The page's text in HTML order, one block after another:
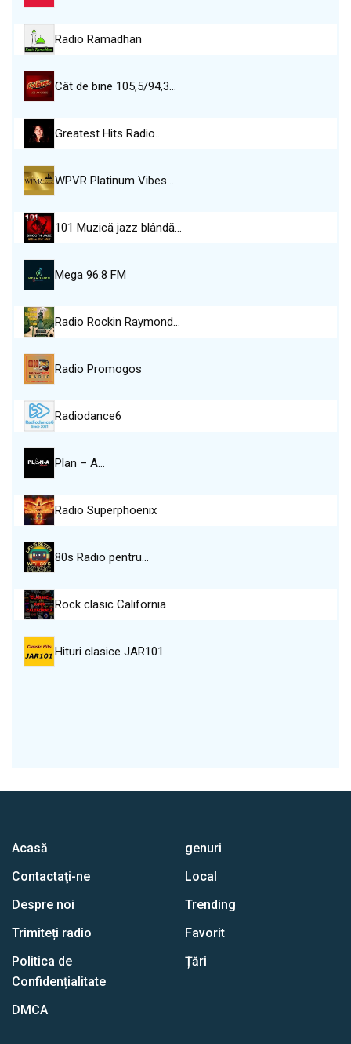
Radio Ramadhan
Cât de bine 105,5/94,3…
Greatest Hits Radio…
WPVR Platinum Vibes…
101 Muzică jazz blândă…
Mega 96.8 FM
Radio Rockin Raymond…
Radio Promogos
Radiodance6
Plan – A…
Radio Superphoenix
80s Radio pentru…
Rock clasic California
Hituri clasice JAR101
Acasă
Contactaţi-ne
Despre noi
Trimiteți radio
Politica de
Confidențialitate
DMCA
genuri
Local
Trending
Favorit
Țări